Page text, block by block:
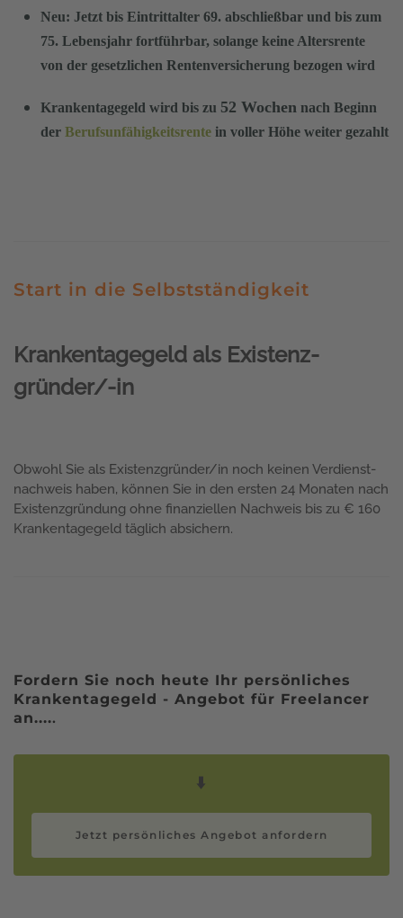
Neu: Jetzt bis Eintrittalter 69. abschließbar und bis zum
75. Lebensjahr fortführbar, solange keine Altersrente
von der gesetzlichen Rentenversicherung bezogen wird
Krankentagegeld wird bis zu 52 Wochen nach Beginn
der Berufsunfähigkeitsrente in voller Höhe weiter gezahlt
Start in die Selbstständigkeit
Krankentagegeld als Existenz­
gründer/-in
Obwohl Sie als Existenzgründer/in noch keinen Verdienst­
nachweis haben, können Sie in den ersten 24 Monaten nach
Existenz­gründung ohne finanziellen Nachweis bis zu € 160
Krankentagegeld täglich absichern.
Fordern Sie noch heute Ihr persönliches
Krankentagegeld - Angebot für Freelancer
an.....
⬇️
Jetzt persönliches Angebot anfordern